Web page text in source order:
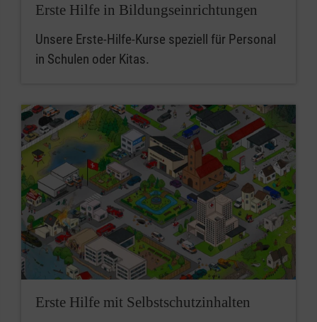
Erste Hilfe in Bildungseinrichtungen
Unsere Erste-Hilfe-Kurse speziell für Personal
in Schulen oder Kitas.
Erste Hilfe mit Selbstschutzinhalten